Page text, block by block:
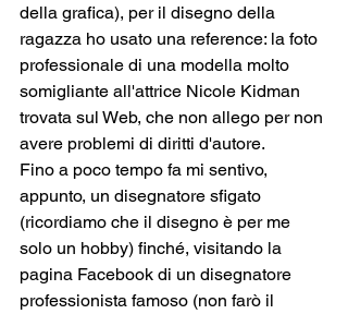
della grafica), per il disegno della
ragazza ho usato una reference: la foto
professionale di una modella molto
somigliante all'attrice Nicole Kidman
trovata sul Web, che non allego per non
avere problemi di diritti d'autore.
Fino a poco tempo fa mi sentivo,
appunto, un disegnatore sfigato
(ricordiamo che il disegno è per me
solo un hobby) finché, visitando la
pagina Facebook di un disegnatore
professionista famoso (non farò il